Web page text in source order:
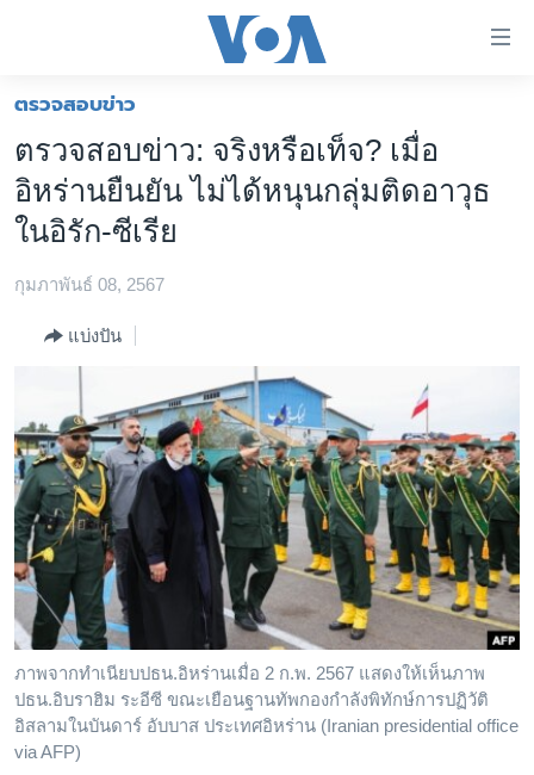
ต่อ
ไป
เนื้อหา
หลัก
ไป
การ
ค้นหา
โลก
เอเชีย
ไทย
ธุรกิจ
วิทยาศาสตร์
สังคมและสุขภาพ
ไลฟ์สไตล์
ตรวจสอบข่าว
เรียนรู้ภาษาอังกฤษ
พอดคาสต์
ติดตามเรา
ตรวจสอบข่าว
ตรวจสอบข่าว: จริงหรือเท็จ? เมื่อ
อิหร่านยืนยัน ไม่ได้หนุนกลุ่มติดอาวุธ
ในอิรัก-ซีเรีย
กุมภาพันธ์ 08, 2567
แบ่งปัน
ภาพจากทำเนียบปธน.อิหร่านเมื่อ 2 ก.พ. 2567 แสดงให้เห็นภาพ
ปธน.อิบราฮิม ระอีซี ขณะเยือนฐานทัพกองกำลังพิทักษ์การปฏิวัติ
อิสลามในบันดาร์ อับบาส ประเทศอิหร่าน (Iranian presidential office
via AFP)